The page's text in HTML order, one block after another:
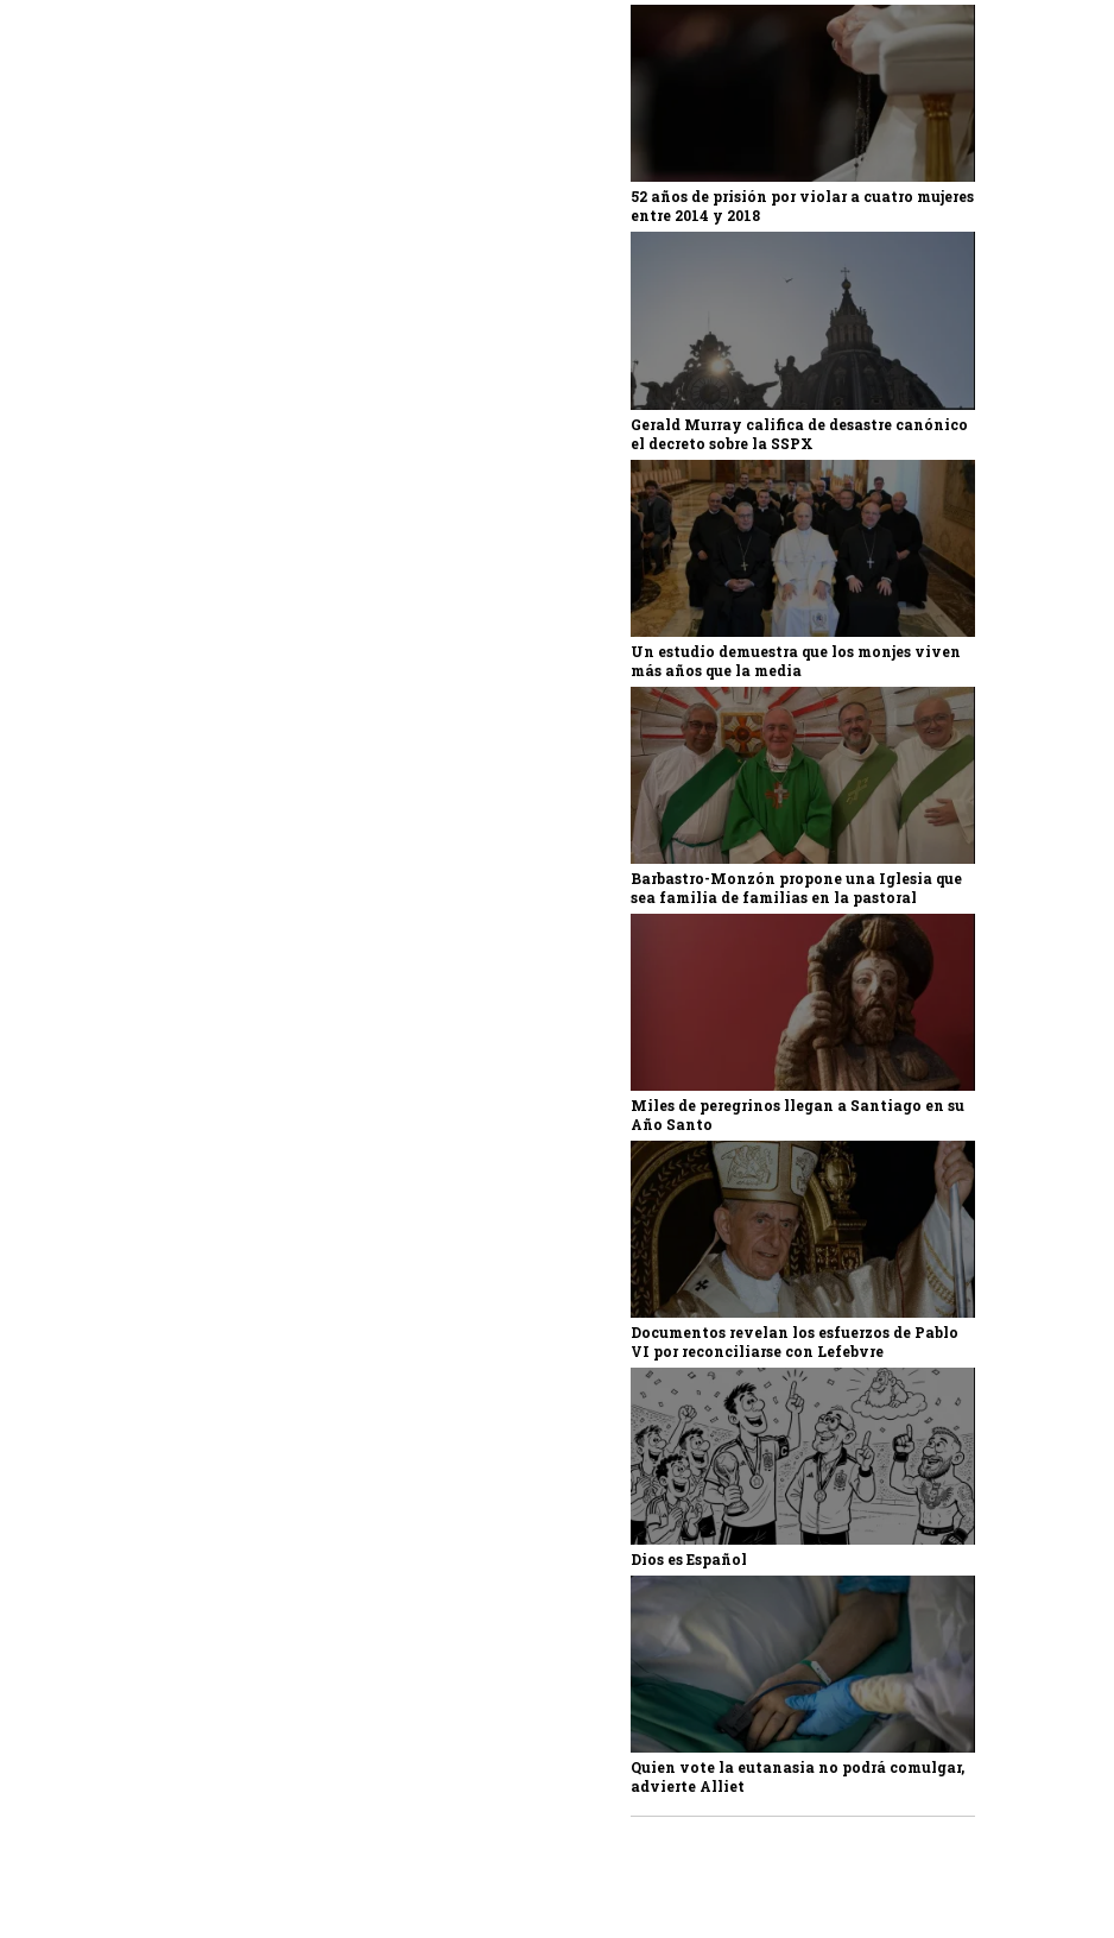
52 años de prisión por violar a cuatro mujeres
entre 2014 y 2018
Gerald Murray califica de desastre canónico
el decreto sobre la SSPX
Un estudio demuestra que los monjes viven
más años que la media
Barbastro-Monzón propone una Iglesia que
sea familia de familias en la pastoral
Miles de peregrinos llegan a Santiago en su
Año Santo
Documentos revelan los esfuerzos de Pablo
VI por reconciliarse con Lefebvre
Dios es Español
Quien vote la eutanasia no podrá comulgar,
advierte Alliet